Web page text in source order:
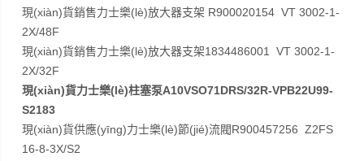
現(xiàn)貨銷售力士樂(lè)放大器支架 R900020154 VT 3002-1-
2X/48F
現(xiàn)貨銷售力士樂(lè)放大器支架1834486001 VT 3002-1-
2X/32F
現(xiàn)貨力士樂(lè)柱塞泵A10VSO71DRS/32R-VPB22U99-
S2183
現(xiàn)貨供應(yīng)力士樂(lè)節(jié)流閥R900457256 Z2FS
16-8-3X/S2